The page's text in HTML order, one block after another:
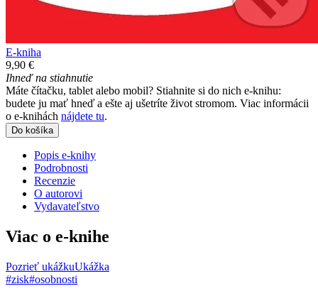
E-kniha
9,90 €
Ihneď na stiahnutie
Máte čítačku, tablet alebo mobil? Stiahnite si do nich e-knihu:
budete ju mať hneď a ešte aj ušetríte život stromom. Viac informácii
o e-knihách nájdete tu.
Do košíka
Popis e-knihy
Podrobnosti
Recenzie
O autorovi
Vydavateľstvo
Viac o e-knihe
Pozrieť ukážkuUkážka
#zisk#osobnosti